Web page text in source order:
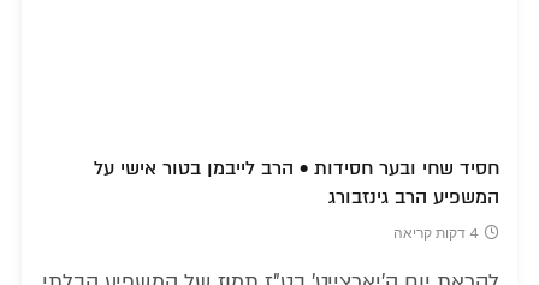
חסיד שחי ובער חסידות • הרב לייבמן בטור אישי על
המשפיע הרב גינזבורג
4 דקות קריאה